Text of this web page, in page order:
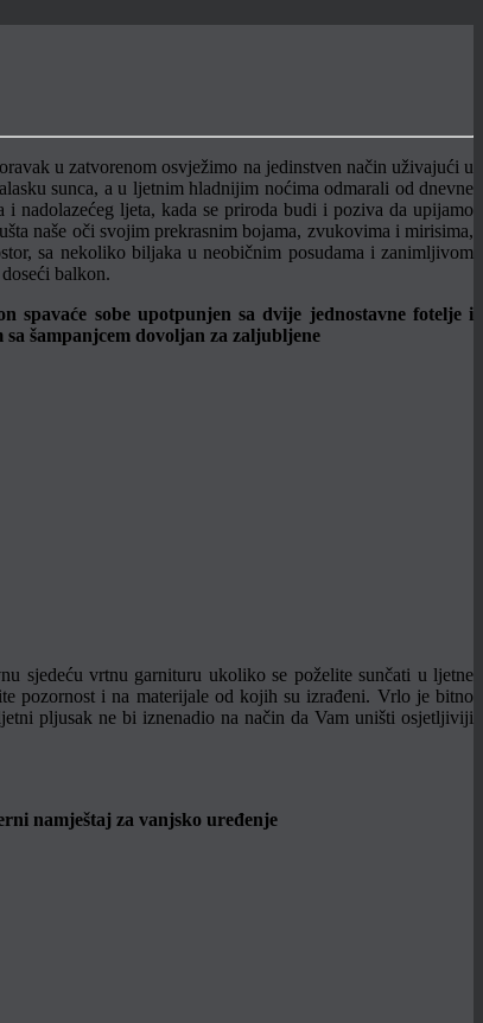
u zatvorenom osvježimo na jedinstven način uživajući u
sunca, a u ljetnim hladnijim noćima odmarali od dnevne
nadolazećeg ljeta, kada se priroda budi i poziva da upijamo
naše oči svojim prekrasnim bojama, zvukovima i mirisima,
sa nekoliko biljaka u neobičnim posudama i zanimljivom
balkon.
sjedeću vrtnu garnituru ukoliko se poželite sunčati u ljetne
pozornost i na materijale od kojih su izrađeni. Vrlo je bitno
pljusak ne bi iznenadio na način da Vam uništi osjetljiviji